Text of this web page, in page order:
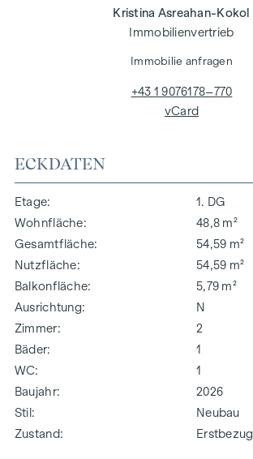
ECKDATEN
Etage
1. DG
Wohnfläche
48,8 m²
Gesamtfläche
54,59 m²
Nutzfläche
54,59 m²
Balkonfläche
5,79 m²
Ausrichtung
N
Zimmer
2
Bäder
1
WC
1
Baujahr
2026
Stil
Neubau
Zustand
Erstbezug
Kristina Asreahan-Kokol
Immobilienvertrieb
Immobilie anfragen
+43 1 9076178–770
vCard